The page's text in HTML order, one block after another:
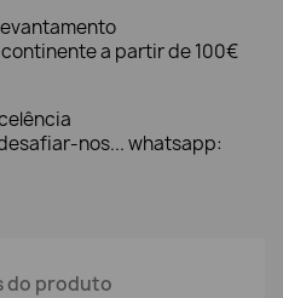
a partir de 100€
nos... whatsapp:
do produto